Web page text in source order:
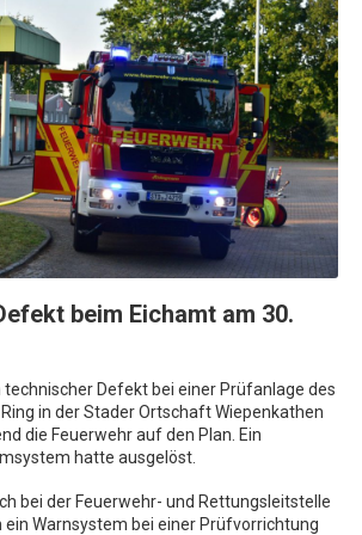
beim Eichamt am 30.
technischer Defekt bei einer Prüfanlage des
in der Stader Ortschaft Wiepenkathen
die Feuerwehr auf den Plan. Ein
hatte ausgelöst.
bei der Feuerwehr- und Rettungsleitstelle
Warnsystem bei einer Prüfvorrichtung